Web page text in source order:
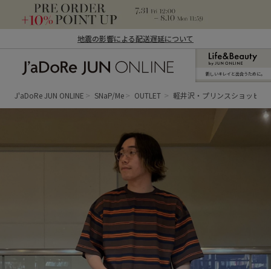
地震の影響による配送遅延について
ン オンライン）
新しいキレイと出合うために。
J'aDoRe JUN ONLINE SNaP/Me OUTLET 軽井沢・プリンスショッピン